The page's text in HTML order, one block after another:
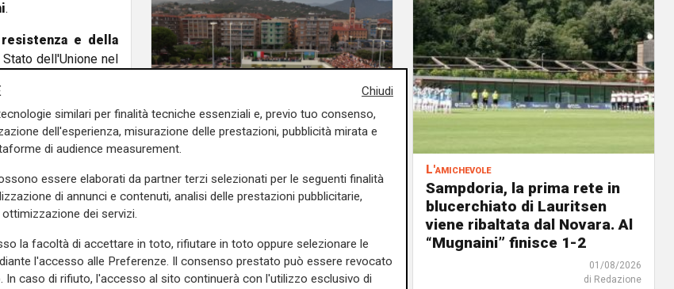
.
e della
dell'Unione nel
presidente della
quelle immagini
dai giovani
e all'incertezza.
con le
loro disinvoltura
"Perchè ha
la presidente della
ha ribadito la von
di una casa. Per
Chiavari ritrova la piscina
olimpionica: inaugurato il
Marco Di Capua
01/08/2026
di Redazione
L'amichevole
Sampdoria, la prima rete in
blucerchiato di Lauritsen
viene ribaltata dal Novara. Al
“Mugnaini” finisce 1-2
01/08/2026
di Redazione
Chiudi
similari per finalità tecniche essenziali e, previo tuo consenso,
dell'esperienza, misurazione delle prestazioni, pubblicità mirata e
di audience measurement.
essere elaborati da partner terzi selezionati per le seguenti finalità
di annunci e contenuti, analisi delle prestazioni pubblicitarie,
dei servizi.
la facoltà di accettare in toto, rifiutare in toto oppure selezionare le
l'accesso alle Preferenze. Il consenso prestato può essere revocato
In caso di rifiuto, l'accesso al sito continuerà con l'utilizzo esclusivo di